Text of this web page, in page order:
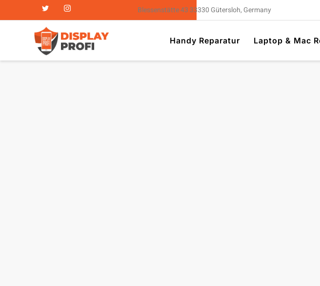
Blessenstätte 43 33330 Gütersloh, Germany
Handy Reparatur Laptop & Mac